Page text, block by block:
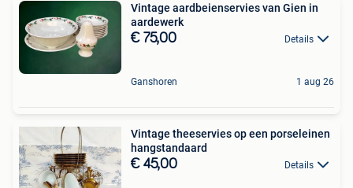
Vintage aardbeienservies van Gien in
aardewerk
€ 75,00 Details
Ganshoren 1 aug 26
Vintage theeservies op een porseleinen
hangstandaard
€ 45,00 Details